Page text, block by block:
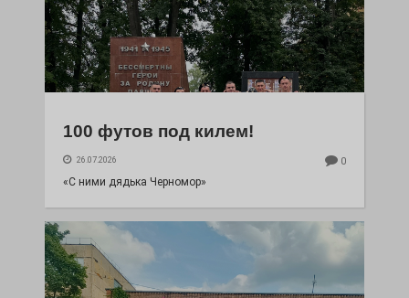
100 футов под килем!
26.07.2026 0
«С ними дядька Черномор»